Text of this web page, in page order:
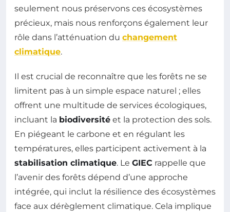
seulement nous préservons ces écosystèmes
précieux, mais nous renforçons également leur
rôle dans l’atténuation du changement
climatique.
Il est crucial de reconnaître que les forêts ne se
limitent pas à un simple espace naturel ; elles
offrent une multitude de services écologiques,
incluant la biodiversité et la protection des sols.
En piégeant le carbone et en régulant les
températures, elles participent activement à la
stabilisation climatique. Le GIEC rappelle que
l’avenir des forêts dépend d’une approche
intégrée, qui inclut la résilience des écosystèmes
face aux dérèglement climatique. Cela implique